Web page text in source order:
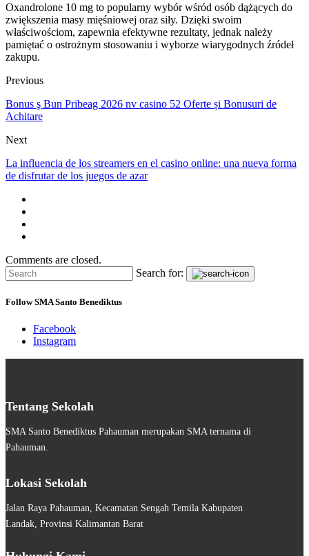
Oxandrolone 10 mg to popularny wybór wśród osób dążących do
zwiększenia masy mięśniowej oraz siły. Dzięki swoim
właściwościom, zapewnia efektywne rezultaty, jednak należy
pamiętać o ostrożnym stosowaniu i wyborze wiarygodnych źródeł
zakupu.
Previous
Bonus ş Bun Pribeag 2026 nv casino 52 Oferte și Bonusuri de
Achitare
Next
La influencia de los streamers en el casino online: una nueva forma
de disfrutar de los juegos de azar
Comments are closed.
Search for:
Follow SMA Santo Benediktus
Facebook
Instagram
Tentang Sekolah
SMA Santo Benediktus Pahauman merupakan SMA ternama di
Pahauman.
Lokasi Sekolah
Jalan Raya Pahauman, Kecamatan Sengah Temila Kabupaten
Landak, Provinsi Kalimantan Barat